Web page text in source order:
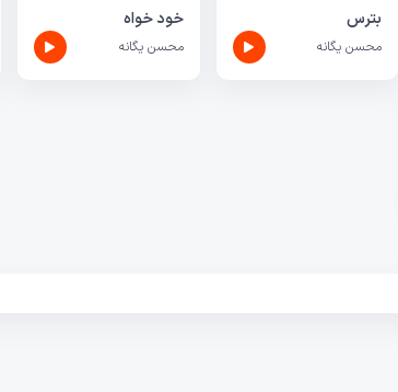
بترس
محسن یگانه
خود خواه
محسن یگانه